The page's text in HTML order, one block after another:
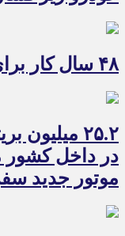
۴۸ سال کار برای خرید یک تویوتا کمری
۲۵.۲ میلیون
در داخل کشور
موتور جدید